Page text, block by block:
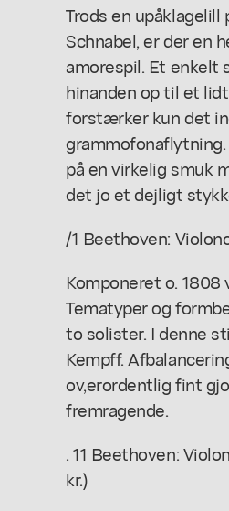
Trods en
Schnabel, er der en
amorespil. Et enkelt
hinanden op til et
forstærker kun det
på en virkelig smuk
det jo et dejligt
/1 Beethoven:
Komponeret o.
Tematyper og
to solister. I denne
Kempff.
ov,erordentlig fint
fremragende.
. 11 Beethoven:
kr.)